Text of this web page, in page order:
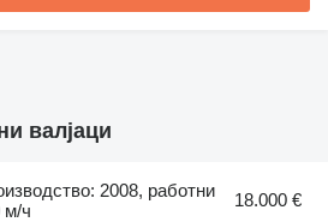
валјаци
2008, работни
м/ч
18.000 €